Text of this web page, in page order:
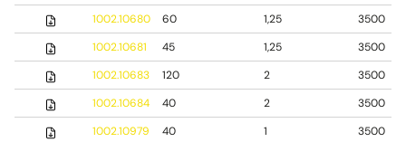
1002.10680
60 1,25
3500
1002.10681
45 1,25
3500
1002.10683
120 2
3500
1002.10684
40 2
3500
1002.10979
40 1
3500